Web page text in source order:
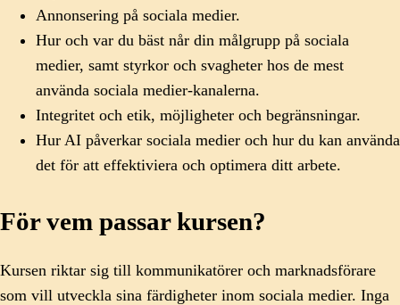
Annonsering på sociala medier.
Hur och var du bäst når din målgrupp på sociala
medier, samt styrkor och svagheter hos de mest
använda sociala medier-kanalerna.
Integritet och etik, möjligheter och begränsningar.
Hur AI påverkar sociala medier och hur du kan använda
det för att effektiviera och optimera ditt arbete.
För vem passar kursen?
Kursen riktar sig till kommunikatörer och marknadsförare
som vill utveckla sina färdigheter inom sociala medier. Inga